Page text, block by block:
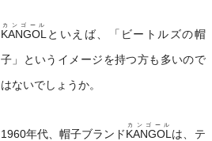
KANGOL
カンゴール
といえば、「ビートルズの帽
子」というイメージを持つ方も多いので
はないでしょうか。
1960年代、帽子ブランドKANGOL
カンゴール
は、テ